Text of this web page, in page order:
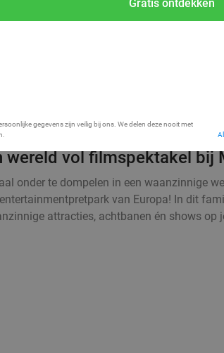
Gratis ontdekken
gegevens zijn veilig bij ons. We delen deze nooit met
wereld vol filmspektakel bij
onder te dompelen in een waanzinnige
van Europa! In dit
attracties, achtbanen én shows op